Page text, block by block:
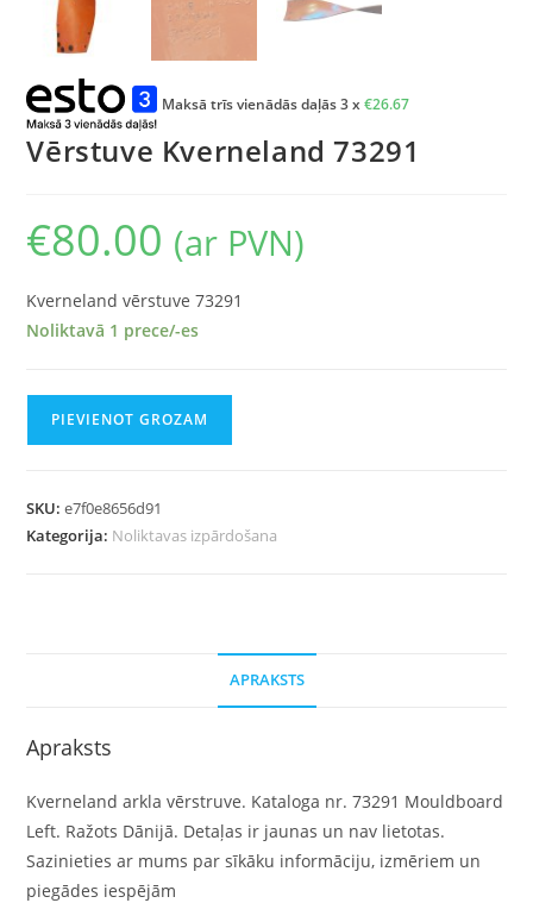
Maksā trīs vienādās daļās 3 x€26.67
Vērstuve Kverneland 73291
€80.00 (ar PVN)
Kverneland vērstuve 73291
Noliktavā 1 prece/-es
PIEVIENOT GROZAM
SKU:e7f0e8656d91
Kategorija: Noliktavas izpārdošana
APRAKSTS
Apraksts
Kverneland arkla vērstruve. Kataloga nr. 73291 Mouldboard
Left. Ražots Dānijā. Detaļas ir jaunas un nav lietotas.
Sazinieties ar mums par sīkāku informāciju, izmēriem un
piegādes iespējām